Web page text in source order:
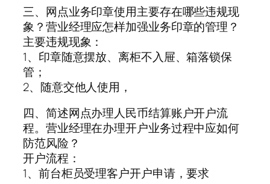
三、网点业务印章使用主要存在哪些违规现
象？营业经理应怎样加强业务印章的管理？
主要违规现象：
1、印章随意摆放、离柜不入屉、箱落锁保
管；
2、随意交他人使用，
四、简述网点办理人民币结算账户开户流
程。营业经理在办理开户业务过程中应如何
防范风险？
开户流程：
1、前台柜员受理客户开户申请，要求